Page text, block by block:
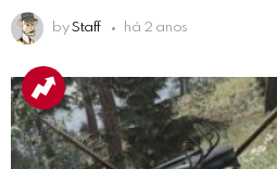
by Staff há 2 anos